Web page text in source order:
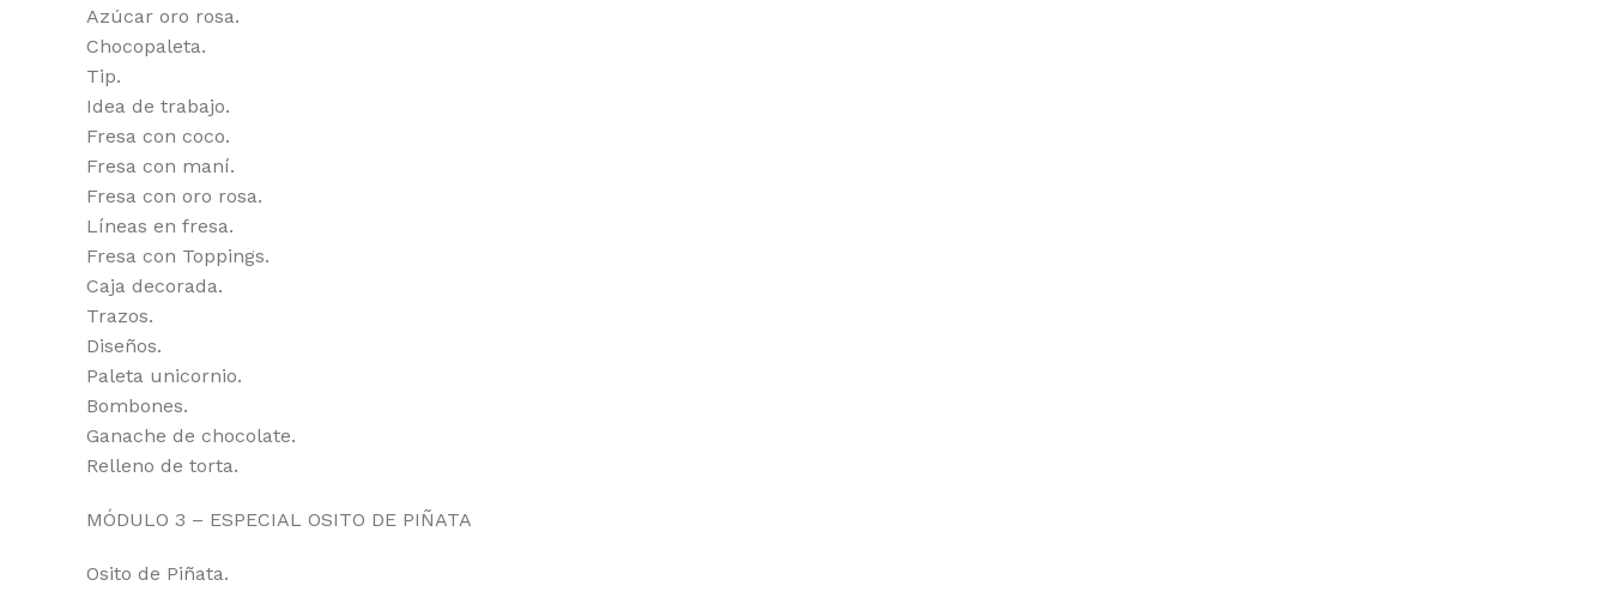
Azúcar oro rosa.
Chocopaleta.
Tip.
Idea de trabajo.
Fresa con coco.
Fresa con maní.
Fresa con oro rosa.
Líneas en fresa.
Fresa con Toppings.
Caja decorada.
Trazos.
Diseños.
Paleta unicornio.
Bombones.
Ganache de chocolate.
Relleno de torta.
MÓDULO 3 – ESPECIAL OSITO DE PIÑATA
Osito de Piñata.